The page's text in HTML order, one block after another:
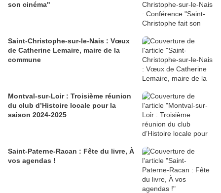
son cinéma"
Saint-Christophe-sur-le-Nais : Vœux
de Catherine Lemaire, maire de la
commune
Montval-sur-Loir : Troisième réunion
du club d’Histoire locale pour la
saison 2024-2025
Saint-Paterne-Racan : Fête du livre, À
vos agendas !